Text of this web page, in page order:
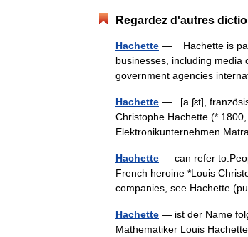
Regardez d'autres
Hachette — Hachette is
businesses, including media
government agencies
Hachette — [a ʃɛt],
Christophe Hachette (*
Elektronikunternehmen
Hachette — can refer
French heroine *Louis
companies, see Hachette
Hachette — ist der Name
Mathematiker Louis